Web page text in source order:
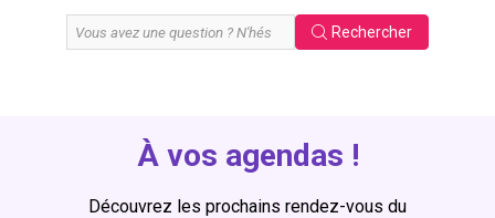
Rechercher
À vos agendas !
Découvrez les prochains rendez-vous du